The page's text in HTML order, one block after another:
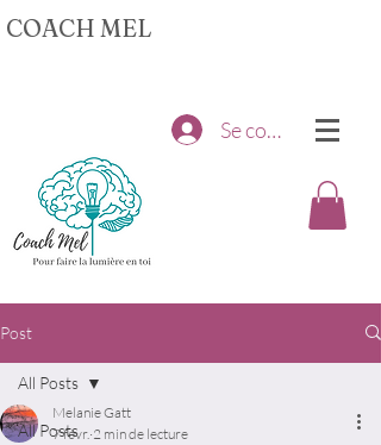
COACH MEL
Se connecter
Post
All Posts
All Posts
Melanie Gatt
7 févr. 2 min de lecture